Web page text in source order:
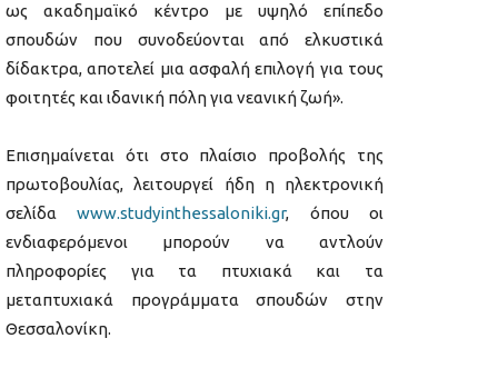
ως ακαδημαϊκό κέντρο με υψηλό επίπεδο
σπουδών που συνοδεύονται από ελκυστικά
δίδακτρα, αποτελεί μια ασφαλή επιλογή για τους
φοιτητές και ιδανική πόλη για νεανική ζωή».
Επισημαίνεται ότι στο πλαίσιο προβολής της
πρωτοβουλίας, λειτουργεί ήδη η ηλεκτρονική
σελίδαwww.studyinthessaloniki.gr, όπου οι
ενδιαφερόμενοι μπορούν να αντλούν
πληροφορίες για τα πτυχιακά και τα
μεταπτυχιακά προγράμματα σπουδών στην
Θεσσαλονίκη.